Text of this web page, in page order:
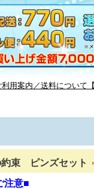
利用案内／送料について
約束 ピンズセット
注意■